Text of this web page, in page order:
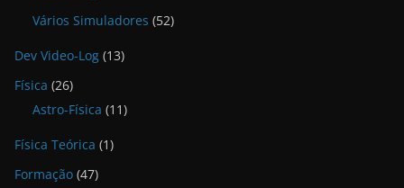
Vários Simuladores (52)
Dev Video-Log (13)
Física (26)
Astro-Física (11)
Física Teórica (1)
Formação (47)